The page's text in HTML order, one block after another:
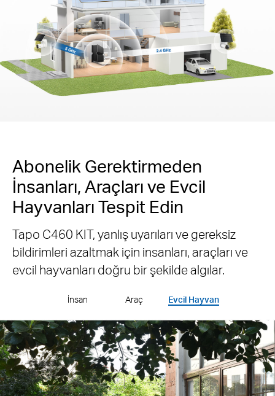
Abonelik Gerektirmeden
İnsanları, Araçları ve Evcil
Hayvanları Tespit Edin
Tapo C460 KIT, yanlış uyarıları ve gereksiz
bildirimleri azaltmak için insanları, araçları ve
evcil hayvanları doğru bir şekilde algılar.
İnsan Araç Evcil Hayvan
İnsan